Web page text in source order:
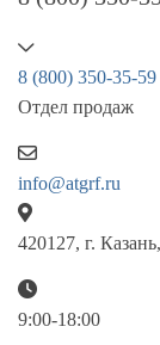
8 (800) 350-35-59
Отдел продаж
info@atgrf.ru
420127, г.
9:00-18:00